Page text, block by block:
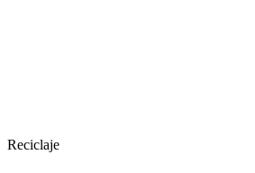
Reciclaje